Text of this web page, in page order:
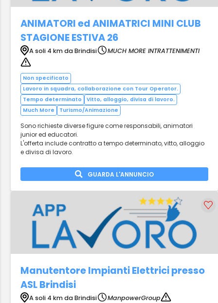
ANIMATORI ed ANIMATRICI MINI CLUB
STAGIONE ESTIVA 26
A soli 4 km da Brindisi MUCH MORE INTRATTENIMENTI
Non specificato
Lavoro in squadra, collaborazione con Tour Operator.
Tempo determinato
Vitto, alloggio, divisa di lavoro.
Much More
Turismo/Animazione
Sono richieste diverse figure come responsabili, animatori
junior ed educatori.
L'offerta include contratto a tempo determinato, vitto, alloggio
e divisa di lavoro.
GUARDA L'ANNUNCIO
Manutentore Impianti Elettrici presso
ASL Brindisi
A soli 4 km da Brindisi
ManpowerGroup